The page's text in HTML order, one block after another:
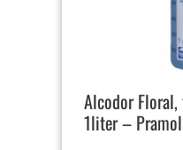
Alcodor
1liter – Pramol